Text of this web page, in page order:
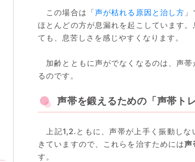
この場合は「声が枯れる原因と治し方
ほとんどの方が息漏れを起こしています
ても、息苦しさを感じやすくなります。
加齢とともに声がでなくなるのは、声帯
るのです。
声帯を鍛えるための「声帯ト
上記1,2.ともに、声帯が上手く振動しな
きていますので、これらを治すためには声
す。